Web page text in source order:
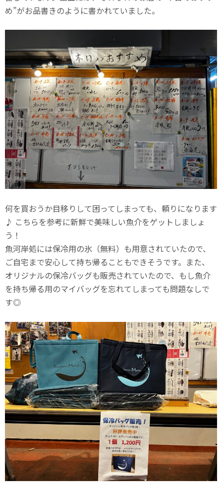
め”がお品書きのように書かれていました。
何を買おうか目移りして困ってしまっても、頼りになります
♪ こちらを参考に新鮮で美味しい魚介をゲットしましょ
う！
魚河岸処には保冷用の氷（無料）も用意されていたので、
ご自宅まで安心して持ち帰ることもできそうです。また、
オリジナルの保冷バッグも販売されていたので、もし魚介
を持ち帰る用のマイバッグを忘れてしまっても問題なしで
す◎